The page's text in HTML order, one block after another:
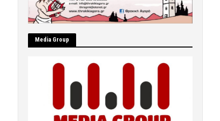
Μedia Group